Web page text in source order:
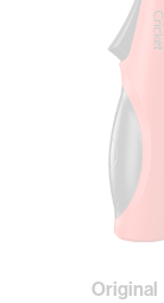
Original